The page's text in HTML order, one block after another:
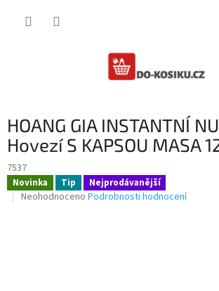
HOANG GIA INSTANTNÍ
Hovezí S KAPSOU MASA
7537
Novinka Tip Nejprodávanější
Průměrné
Neohodnoceno Podrobnosti hodnocení